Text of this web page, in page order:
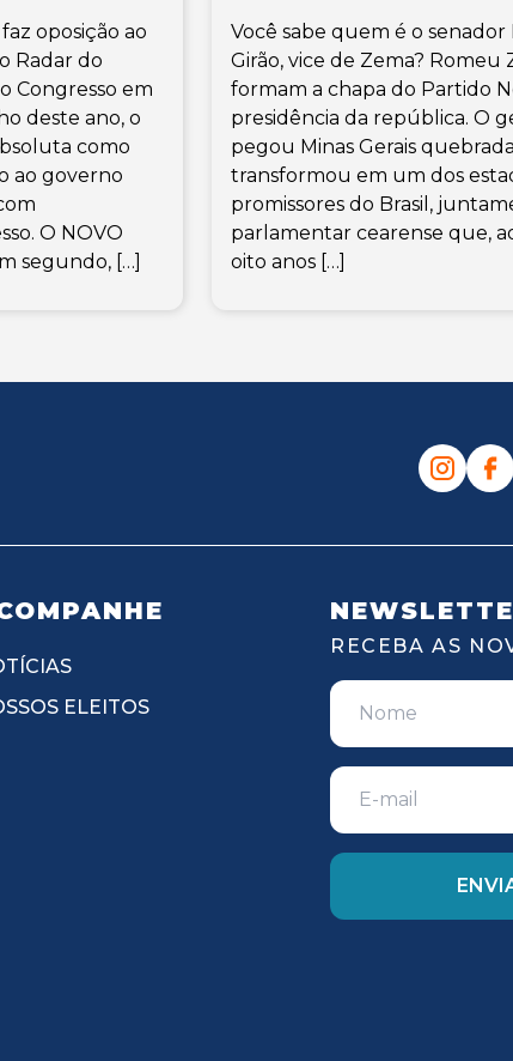
oposição ao
Radar do
Congresso em
deste ano, o
como
ao governo
O NOVO
segundo, […]
Você sabe quem é o
Girão, vice de Zema? Romeu
formam a chapa do Partido
presidência da república. O
pegou Minas Gerais
transformou em um dos
promissores do Brasil,
parlamentar cearense que,
oito anos […]
ELEITOS
RECEBA AS